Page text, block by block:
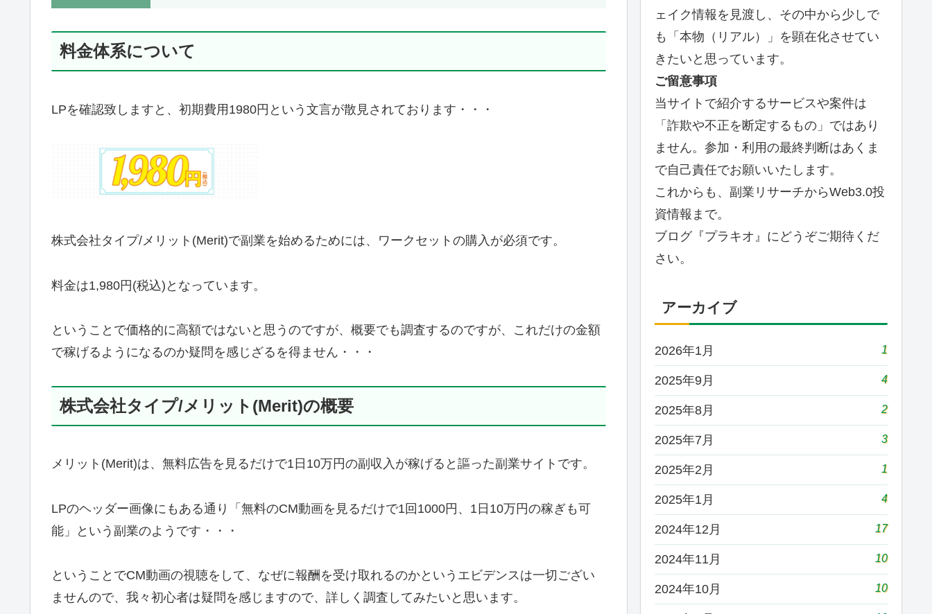
料金体系について
LPを確認致しますと、初期費用1980円という文言が散見されております・・・
株式会社タイプ/メリット(Merit)で副業を始めるためには、ワークセットの購入が必須です。
料金は1,980円(税込)となっています。
ということで価格的に高額ではないと思うのですが、概要でも調査するのですが、これだけの金額
で稼げるようになるのか疑問を感じざるを得ません・・・
株式会社タイプ/メリット(Merit)の概要
メリット(Merit)は、無料広告を見るだけで1日10万円の副収入が稼げると謳った副業サイトです。
LPのヘッダー画像にもある通り「無料のCM動画を見るだけで1回1000円、1日10万円の稼ぎも可
能」という副業のようです・・・
ということでCM動画の視聴をして、なぜに報酬を受け取れるのかというエビデンスは一切ござい
ませんので、我々初心者は疑問を感じますので、詳しく調査してみたいと思います。
ェイク情報を見渡し、その中から少しで
も「本物（リアル）」を顕在化させてい
きたいと思っています。
ご留意事項
当サイトで紹介するサービスや案件は
「詐欺や不正を断定するもの」ではあり
ません。参加・利用の最終判断はあくま
で自己責任でお願いいたします。
これからも、副業リサーチからWeb3.0投
資情報まで。
ブログ『プラキオ』にどうぞご期待くだ
さい。
アーカイブ
2026年1月 1
2025年9月 4
2025年8月 2
2025年7月 3
2025年2月 1
2025年1月 4
2024年12月 17
2024年11月 10
2024年10月 10